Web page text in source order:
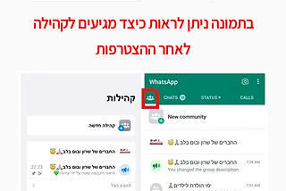
בתמונה ניתן לראות כיצד מגיעים לקהילה
לאחר ההצטרפות